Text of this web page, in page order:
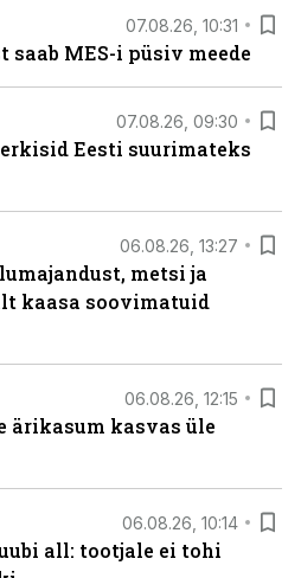
07.08.26, 10:31
saab MES-i püsiv meede
07.08.26, 09:30
Eesti suurimateks
06.08.26, 13:27
metsi ja
kaasa soovimatuid
06.08.26, 12:15
ärikasum kasvas üle
06.08.26, 10:14
all: tootjale ei tohi